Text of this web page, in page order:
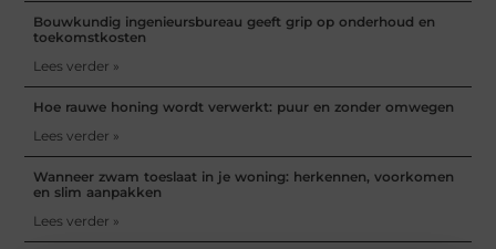
Bouwkundig ingenieursbureau geeft grip op onderhoud en
toekomstkosten
Lees verder »
Hoe rauwe honing wordt verwerkt: puur en zonder omwegen
Lees verder »
Wanneer zwam toeslaat in je woning: herkennen, voorkomen
en slim aanpakken
Lees verder »